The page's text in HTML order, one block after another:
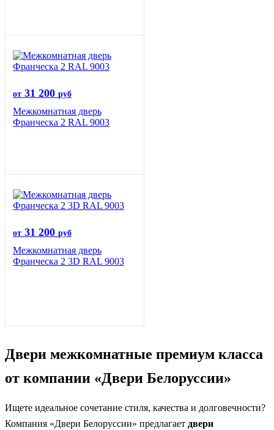
от 31 200 руб
Межкомнатная дверь
Франческа 2 RAL 9003
от 31 200 руб
Межкомнатная дверь
Франческа 2 3D RAL 9003
Двери межкомнатные премиум класса
от компании «Двери Белоруссии»
Ищете идеальное сочетание стиля, качества и долговечности?
Компания «Двери Белоруссии» предлагает двери